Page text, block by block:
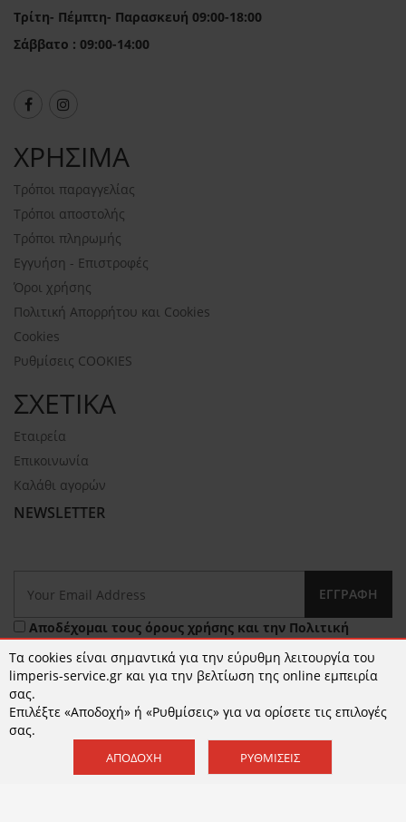
Τρίτη- Πέμπτη- Παρασκευή 09:00-18:00
Σάββατο : 09:00-14:00
ΧΡΗΣΙΜΑ
Τρόποι παραγγελίας
Τρόποι αποστολής
Τρόποι πληρωμής
Εγγυήση - Επιστροφές
Όροι χρήσης
Πολιτική Απορρήτου και Cookies
Cookies
Ρυθμίσεις COOKIES
ΣΧΕΤΙΚΑ
Εταιρεία
Επικοινωνία
Καλάθι αγορών
NEWSLETTER
ΕΓΓΡΑΦΉ
Αποδέχομαι τους όρους χρήσης και την Πολιτική
Τα cookies είναι σημαντικά για την εύρυθμη λειτουργία του
limperis-service.gr και για την βελτίωση της online εμπειρία
σας.
Επιλέξτε «Αποδοχή» ή «Ρυθμίσεις» για να ορίσετε τις επιλογές
σας.
ΑΠΟΔΟΧΉ ΡΥΘΜΊΣΕΙΣ